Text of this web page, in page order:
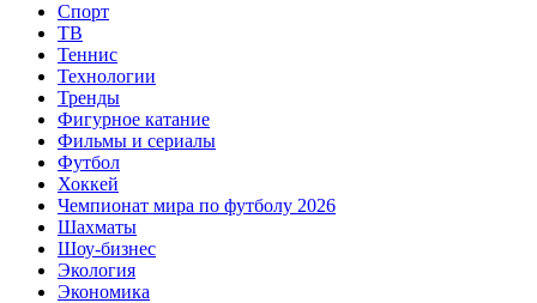
Спорт
ТВ
Теннис
Технологии
Тренды
Фигурное катание
Фильмы и сериалы
Футбол
Хоккей
Чемпионат мира по футболу 2026
Шахматы
Шоу-бизнес
Экология
Экономика